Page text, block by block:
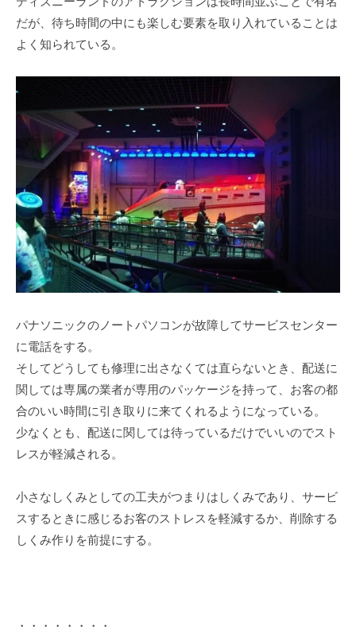
だが、待ち時間の中にも楽しむ要素を取り入れていることは
よく知られている。
パナソニックのノートパソコンが故障してサービスセンター
に電話をする。
そしてどうしても修理に出さなくては直らないとき、配送に
関しては専属の業者が専用のパッケージを持って、お客の都
合のいい時間に引き取りに来てくれるようになっている。
少なくとも、配送に関しては待っているだけでいいのでスト
レスが軽減される。
小さなしくみとしての工夫がつまりはしくみであり、サービ
スするときに感じるお客のストレスを軽減するか、削除する
しくみ作りを前提にする。
・・・・・・・・